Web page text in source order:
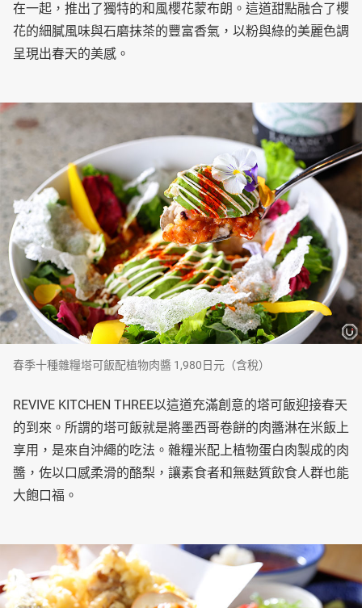
在一起，推出了獨特的和風櫻花蒙布朗。這道甜點融合了櫻
花的細膩風味與石磨抹茶的豐富香氣，以粉與綠的美麗色調
呈現出春天的美感。
春季十種雜糧塔可飯配植物肉醬 1,980日元（含稅）
REVIVE KITCHEN THREE以這道充滿創意的塔可飯迎接春天
的到來。所謂的塔可飯就是將墨西哥卷餅的肉醬淋在米飯上
享用，是來自沖繩的吃法。雜糧米配上植物蛋白肉製成的肉
醬，佐以口感柔滑的酪梨，讓素食者和無麩質飲食人群也能
大飽口福。